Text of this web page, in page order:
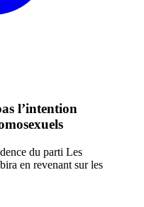
l’intention
du parti Les
en revenant sur les